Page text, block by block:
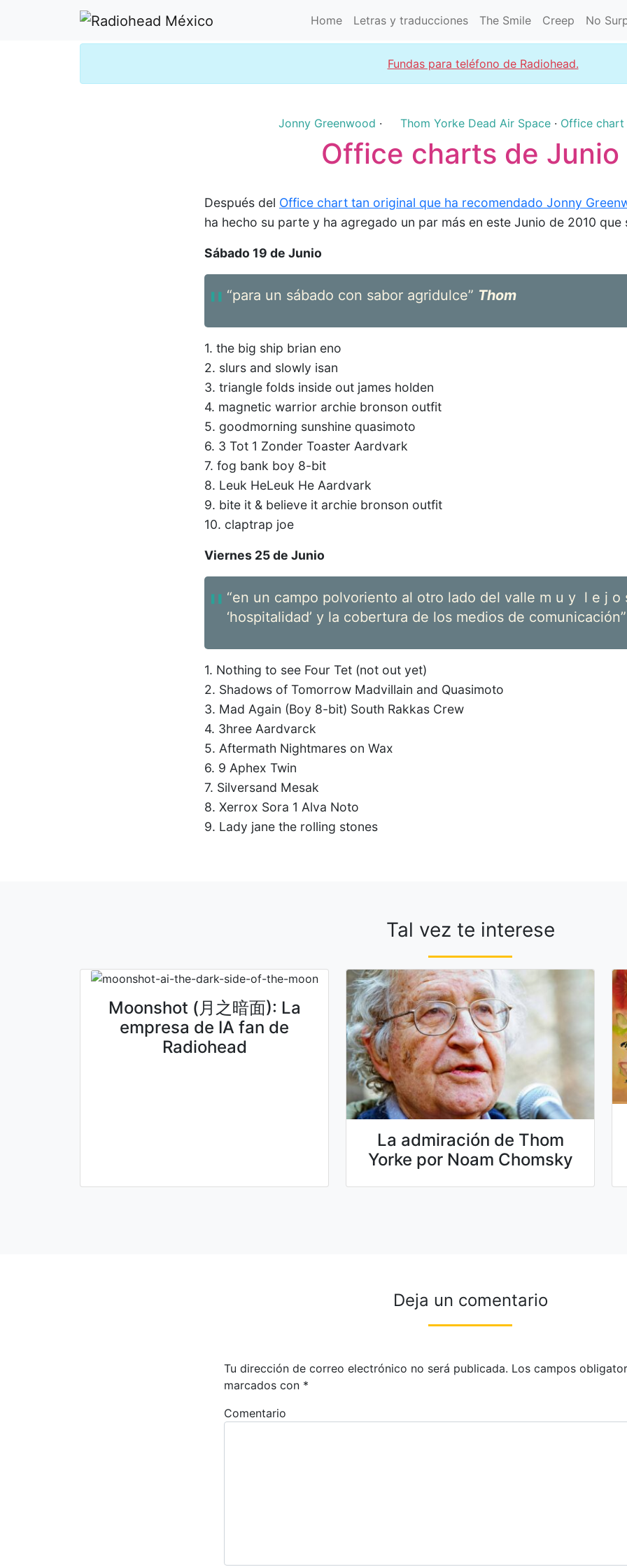
Home Letras y traducciones The Smile Creep No
Fundas para teléfono de Radiohead.
Jonny Greenwood · Thom Yorke Dead Air Space· Office chart
Office charts de Junio
Después del Office chart tan original que ha recomendado Jonny
ha hecho su parte y ha agregado un par más en este Junio de 2010 que
Sábado 19 de Junio
“para un sábado con sabor agridulce” Thom
1. the big ship brian eno
2. slurs and slowly isan
3. triangle folds inside out james holden
4. magnetic warrior archie bronson outfit
5. goodmorning sunshine quasimoto
6. 3 Tot 1 Zonder Toaster Aardvark
7. fog bank boy 8-bit
8. Leuk HeLeuk He Aardvark
9. bite it & believe it archie bronson outfit
10. claptrap joe
Viernes 25 de Junio
“en un campo polvoriento al otro lado del valle m u y l e j o
‘hospitalidad’ y la cobertura de los medios de comunicación”
1. Nothing to see Four Tet (not out yet)
2. Shadows of Tomorrow Madvillain and Quasimoto
3. Mad Again (Boy 8-bit) South Rakkas Crew
4. 3hree Aardvarck
5. Aftermath Nightmares on Wax
6. 9 Aphex Twin
7. Silversand Mesak
8. Xerrox Sora 1 Alva Noto
9. Lady jane the rolling stones
Tal vez te interese
Moonshot (月之暗面): La
empresa de IA fan de
Radiohead
La admiración de Thom
Yorke por Noam Chomsky
Deja un comentario
Tu dirección de correo electrónico no será publicada. Los campos
marcados con *
Comentario